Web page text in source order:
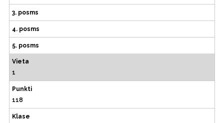
3. posms
4. posms
5. posms
Vieta
1
Punkti
118
Klase